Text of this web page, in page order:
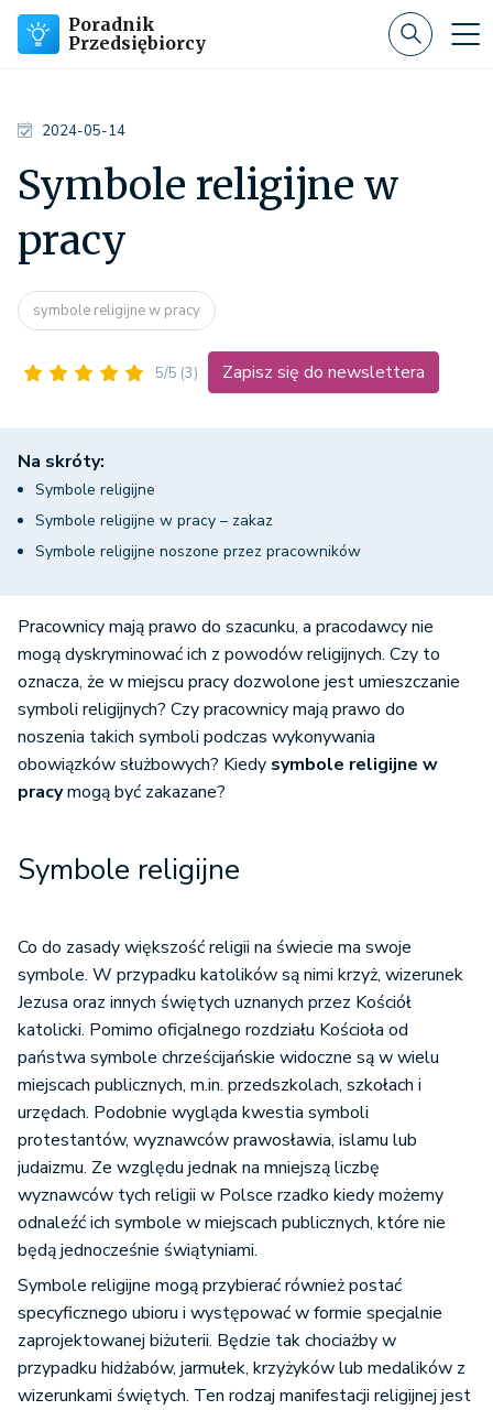
Poradnik
Przedsiębiorcy
2024-05-14
Symbole religijne w
pracy
symbole religijne w pracy
5/5 (3) Zapisz się do newslettera
Na skróty:
Symbole religijne
Symbole religijne w pracy – zakaz
Symbole religijne noszone przez pracowników
Pracownicy mają prawo do szacunku, a pracodawcy nie
mogą dyskryminować ich z powodów religijnych. Czy to
oznacza, że w miejscu pracy dozwolone jest umieszczanie
symboli religijnych? Czy pracownicy mają prawo do
noszenia takich symboli podczas wykonywania
obowiązków służbowych? Kiedy symbole religijne w
pracymogą być zakazane?
Symbole religijne
Co do zasady większość religii na świecie ma swoje
symbole. W przypadku katolików są nimi krzyż, wizerunek
Jezusa oraz innych świętych uznanych przez Kościół
katolicki. Pomimo oficjalnego rozdziału Kościoła od
państwa symbole chrześcijańskie widoczne są w wielu
miejscach publicznych, m.in. przedszkolach, szkołach i
urzędach. Podobnie wygląda kwestia symboli
protestantów, wyznawców prawosławia, islamu lub
judaizmu. Ze względu jednak na mniejszą liczbę
wyznawców tych religii w Polsce rzadko kiedy możemy
odnaleźć ich symbole w miejscach publicznych, które nie
będą jednocześnie świątyniami.
Symbole religijne mogą przybierać również postać
specyficznego ubioru i występować w formie specjalnie
zaprojektowanej biżuterii. Będzie tak chociażby w
przypadku hidżabów, jarmułek, krzyżyków lub medalików z
wizerunkami świętych. Ten rodzaj manifestacji religijnej jest